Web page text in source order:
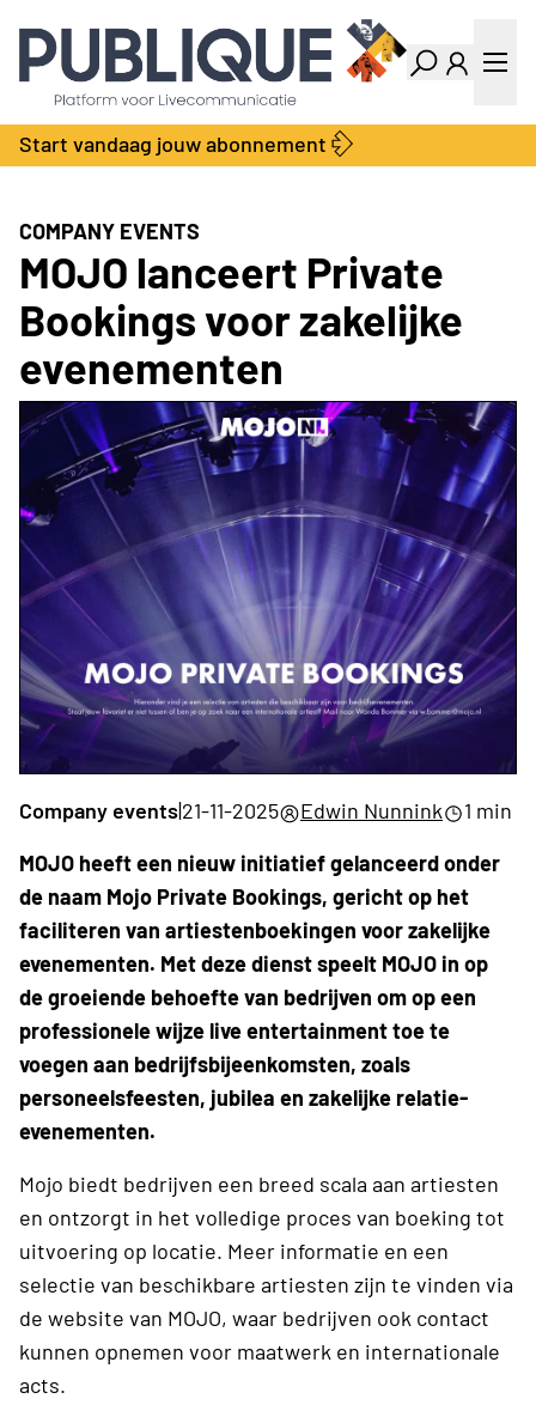
Industry Dashboard
Vacatures
Kalender
Producten
Bedrijvengids
Locatie Finder
Contact
Over ons
Adverteren
Abonnementen
Start vandaag jouw abonnement
COMPANY EVENTS
MOJO lanceert Private
Bookings voor zakelijke
evenementen
Company events|21-11-2025 Edwin Nunnink
1 min
MOJO heeft een nieuw initiatief gelanceerd onder
de naam Mojo Private Bookings, gericht op het
faciliteren van artiestenboekingen voor zakelijke
evenementen. Met deze dienst speelt MOJO in op
de groeiende behoefte van bedrijven om op een
professionele wijze live entertainment toe te
voegen aan bedrijfsbijeenkomsten, zoals
personeelsfeesten, jubilea en zakelijke relatie-
evenementen.
Mojo biedt bedrijven een breed scala aan artiesten
en ontzorgt in het volledige proces van boeking tot
uitvoering op locatie. Meer informatie en een
selectie van beschikbare artiesten zijn te vinden via
de website van MOJO, waar bedrijven ook contact
kunnen opnemen voor maatwerk en internationale
acts.